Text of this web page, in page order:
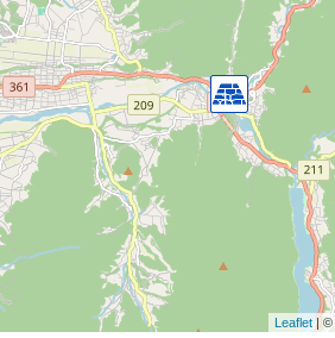
Leaflet| ©